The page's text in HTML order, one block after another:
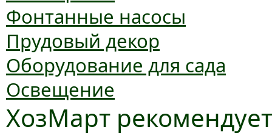
Фонтанные насосы
Прудовый декор
Оборудование для сада
Освещение
ХозМарт рекомендует